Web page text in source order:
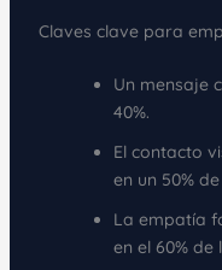
Claves clave para
Un mensaje
40%.
El contacto
en un 50%
La empatía
en el 60% de